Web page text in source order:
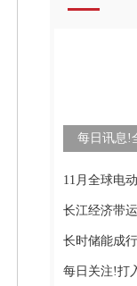
每日讯息!
长时储能成